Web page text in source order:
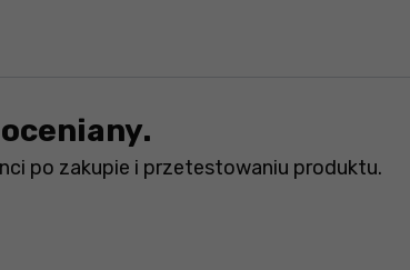
po zakupie i przetestowaniu produktu.